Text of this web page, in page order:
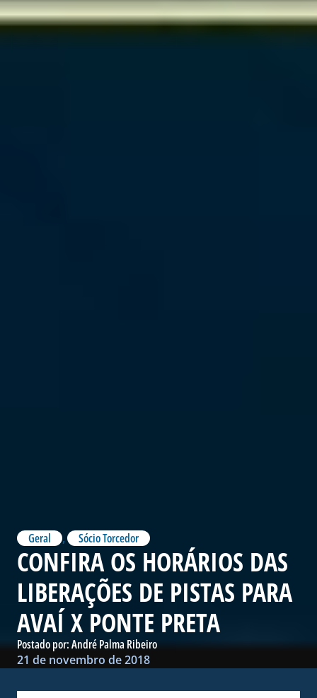
Geral , Sócio Torcedor
CONFIRA OS HORÁRIOS DAS
LIBERAÇÕES DE PISTAS PARA
AVAÍ X PONTE PRETA
Postado por:André Palma Ribeiro
21 de novembro de 2018